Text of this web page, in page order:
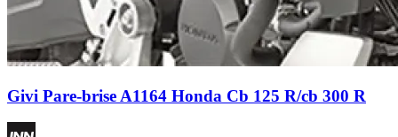
Givi Pare-brise A1164 Honda Cb 125 R/cb 300 R